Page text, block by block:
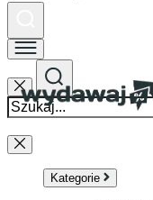
Kategorie